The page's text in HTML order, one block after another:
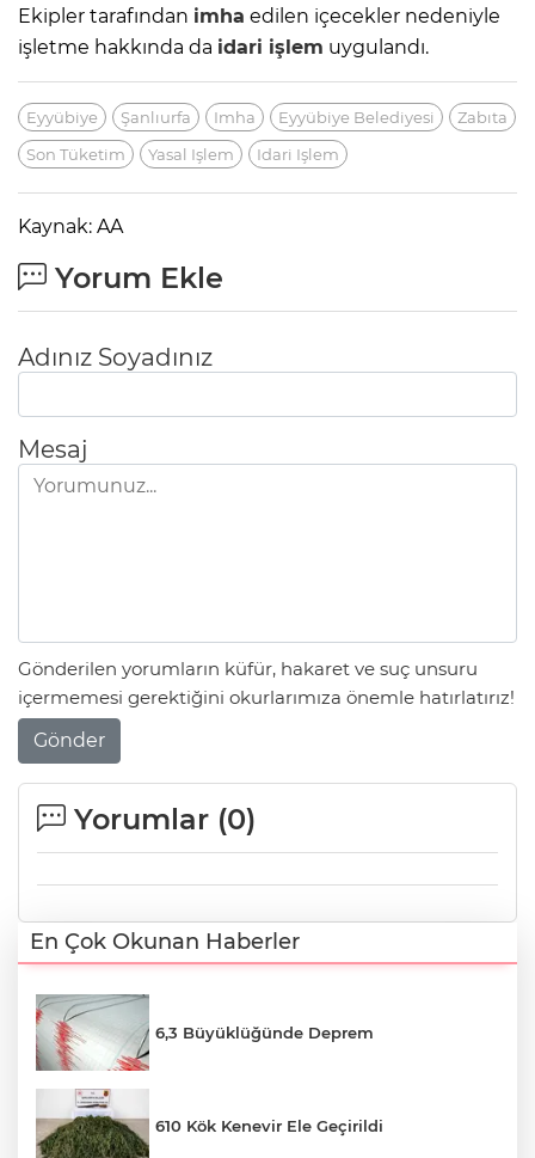
Ekipler tarafından imha edilen içecekler nedeniyle
işletme hakkında da idari işlem uygulandı.
Eyyübiye Şanlıurfa Imha Eyyübiye Belediyesi
Zabıta
Son Tüketim
Yasal Işlem Idari Işlem
Kaynak: AA
Yorum Ekle
Adınız Soyadınız
Mesaj
Gönderilen yorumların küfür, hakaret ve suç unsuru
içermemesi gerektiğini okurlarımıza önemle hatırlatırız!
Gönder
Yorumlar (0)
En Çok Okunan Haberler
6,3 Büyüklüğünde Deprem
610 Kök Kenevir Ele Geçirildi